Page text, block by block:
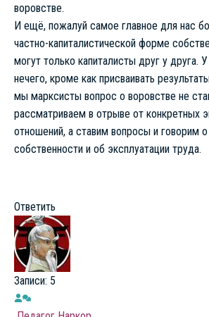
воровстве.
И ещё, пожалуй самое главное для нас
частно-капиталистической форме
могут только капиталисты друг у друга.
нечего, кроме как присваивать
мы марксисты вопрос о воровстве не
рассматриваем в отрыве от конкретных
отношений, а ставим вопросы и говорим о
собственности и об эксплуатации труда.
Ответить
Записи: 5